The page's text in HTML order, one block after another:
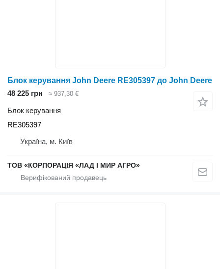
Блок керування John Deere RE305397 до John Deere
48 225 грн
≈ 937,30 €
Блок керування
RE305397
Україна, м. Київ
ТОВ «КОРПОРАЦІЯ «ЛАД І МИР АГРО»